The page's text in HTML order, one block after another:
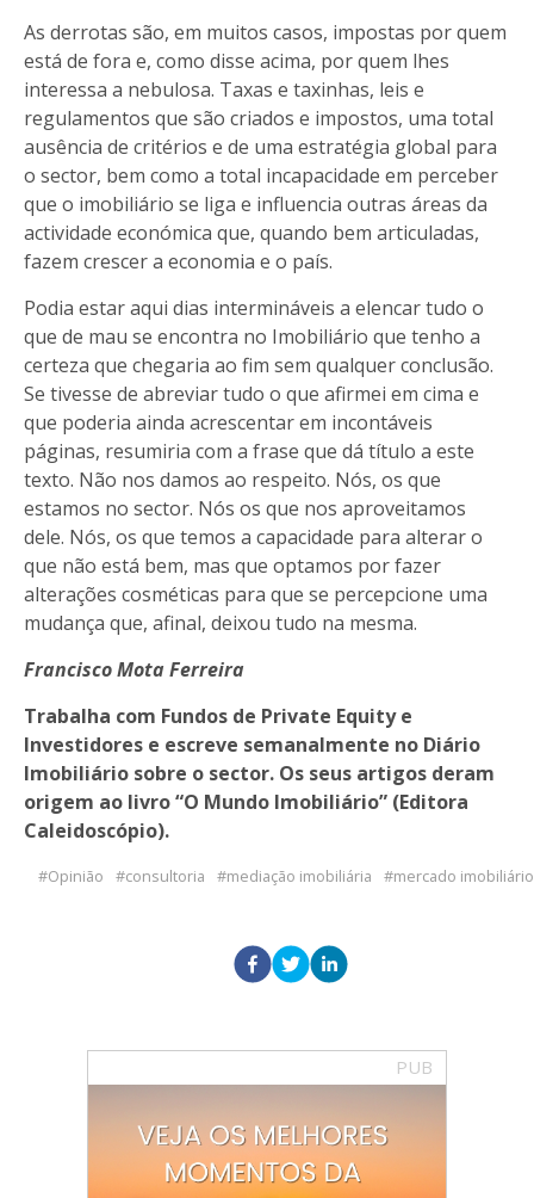
As derrotas são, em muitos casos, impostas por quem
está de fora e, como disse acima, por quem lhes
interessa a nebulosa. Taxas e taxinhas, leis e
regulamentos que são criados e impostos, uma total
ausência de critérios e de uma estratégia global para
o sector, bem como a total incapacidade em perceber
que o imobiliário se liga e influencia outras áreas da
actividade económica que, quando bem articuladas,
fazem crescer a economia e o país.
Podia estar aqui dias intermináveis a elencar tudo o
que de mau se encontra no Imobiliário que tenho a
certeza que chegaria ao fim sem qualquer conclusão.
Se tivesse de abreviar tudo o que afirmei em cima e
que poderia ainda acrescentar em incontáveis
páginas, resumiria com a frase que dá título a este
texto. Não nos damos ao respeito. Nós, os que
estamos no sector. Nós os que nos aproveitamos
dele. Nós, os que temos a capacidade para alterar o
que não está bem, mas que optamos por fazer
alterações cosméticas para que se percepcione uma
mudança que, afinal, deixou tudo na mesma.
Francisco Mota Ferreira
Trabalha com Fundos de Private Equity e
Investidores e escreve semanalmente no Diário
Imobiliário sobre o sector. Os seus artigos deram
origem ao livro “O Mundo Imobiliário” (Editora
Caleidoscópio).
Opinião consultoria mediação imobiliária mercado imobiliário
PUB